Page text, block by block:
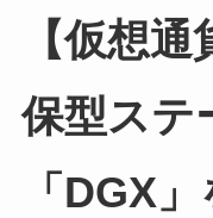
【仮想
保型ステ
「DGX